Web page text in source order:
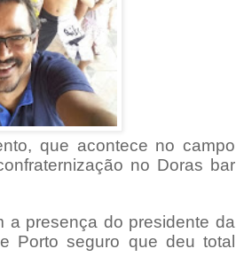
que acontece no campo
no Doras bar
a presença do presidente da
Porto seguro que deu total